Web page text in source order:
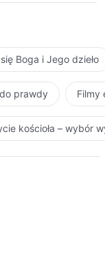
Boga i Jego dzieło
prawdy Filmy
kościoła – wybór